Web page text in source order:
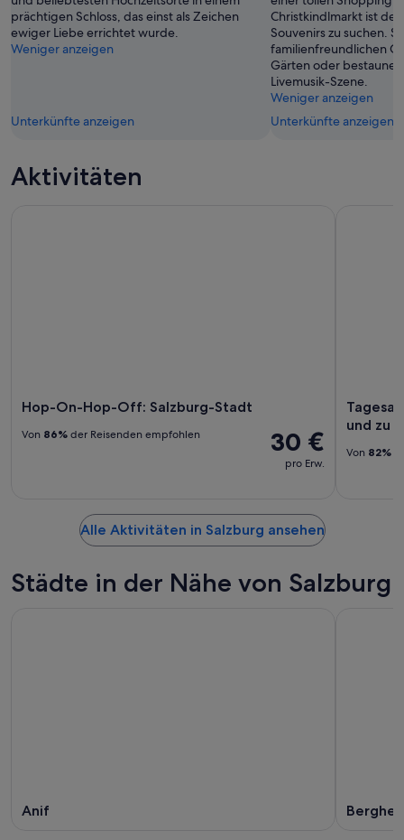
prächtigen Schloss, das einst als Zeichen
ewiger Liebe errichtet wurde.
Weniger anzeigen
Unterkünfte anzeigen
Christkindlmarkt ist
Souvenirs zu suchen.
familienfreundlichen
Gärten oder bestaune
Livemusik-Szene.
Weniger anzeigen
Unterkünfte anzeigen
Aktivitäten
Hop-On-Hop-Off: Salzburg-Stadt
30 €
pro Erw.
Von 86% der Reisenden empfohlen
und zu
Von 82%
Alle Aktivitäten in Salzburg ansehen
Städte in der Nähe von Salzburg
Anif